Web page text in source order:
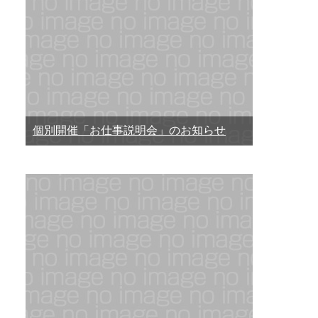
個別開催「お仕事説明会」のお知らせ